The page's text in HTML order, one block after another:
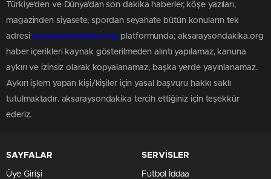
Türkiye'den ve Dünya’dan son dakika haberler, köşe yazıları,
magazinden siyasete, spordan seyahate bütün konuların tek
adresiaksaraysondakika.org platformunda; aksaraysondakika.org
haber içerikleri kaynak gösterilmeden alıntı yapılamaz, kanuna
aykırı ve izinsiz olarak kopyalanamaz, başka yerde yayınlanamaz.
Aykırı işlem yapan kişi/kişiler için yasal başvuru hakkı saklı
tutulmaktadır. aksaraysondakika tercih ettiğiniz için teşekkür
ederiz.
SAYFALAR
Üye Girişi
SERVİSLER
Futbol İddaa